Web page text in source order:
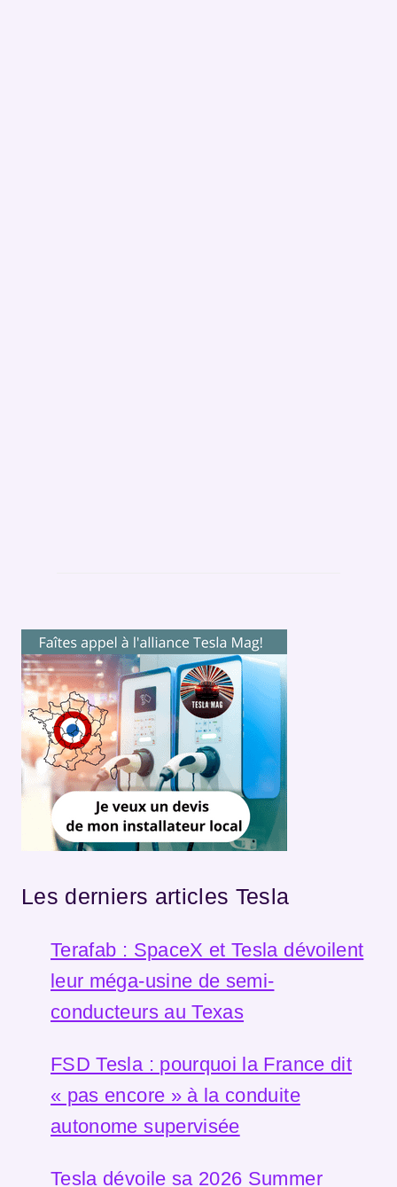
Les derniers articles Tesla
Terafab : SpaceX et Tesla dévoilent
leur méga-usine de semi-
conducteurs au Texas
FSD Tesla : pourquoi la France dit
« pas encore » à la conduite
autonome supervisée
Tesla dévoile sa 2026 Summer